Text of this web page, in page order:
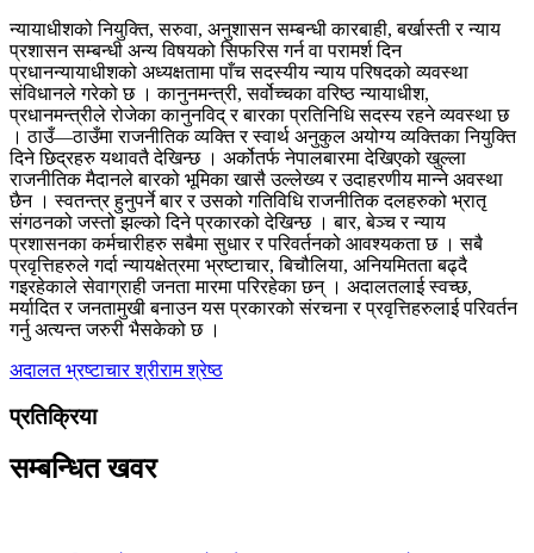
न्यायाधीशको नियुक्ति, सरुवा, अनुशासन सम्बन्धी कारबाही, बर्खास्ती र न्याय
प्रशासन सम्बन्धी अन्य विषयको सिफरिस गर्न वा परामर्श दिन
प्रधानन्यायाधीशको अध्यक्षतामा पाँच सदस्यीय न्याय परिषदको व्यवस्था
संविधानले गरेको छ । कानुनमन्त्री, सर्वोच्चका वरिष्ठ न्यायाधीश,
प्रधानमन्त्रीले रोजेका कानुनविद् र बारका प्रतिनिधि सदस्य रहने व्यवस्था छ
। ठाउँ—ठाउँमा राजनीतिक व्यक्ति र स्वार्थ अनुकुल अयोग्य व्यक्तिका नियुक्ति
दिने छिद्रहरु यथावतै देखिन्छ । अर्कोतर्फ नेपालबारमा देखिएको खुल्ला
राजनीतिक मैदानले बारको भूमिका खासै उल्लेख्य र उदाहरणीय मान्ने अवस्था
छैन । स्वतन्त्र हुनुपर्ने बार र उसको गतिविधि राजनीतिक दलहरुको भ्रातृ
संगठनको जस्तो झल्को दिने प्रकारको देखिन्छ । बार, बेञ्च र न्याय
प्रशासनका कर्मचारीहरु सबैमा सुधार र परिवर्तनको आवश्यकता छ । सबै
प्रवृत्तिहरुले गर्दा न्यायक्षेत्रमा भ्रष्टाचार, बिचौलिया, अनियमितता बढ्दै
गइरहेकाले सेवाग्राही जनता मारमा परिरहेका छन् । अदालतलाई स्वच्छ,
मर्यादित र जनतामुखी बनाउन यस प्रकारको संरचना र प्रवृत्तिहरुलाई परिवर्तन
गर्नु अत्यन्त जरुरी भैसकेको छ ।
अदालतभ्रष्टाचारश्रीराम श्रेष्ठ
प्रतिक्रिया
सम्बन्धित खवर